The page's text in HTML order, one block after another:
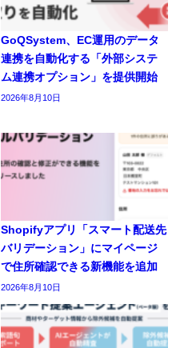
GoQSystem、EC運用のデータ
連携を自動化する「外部システ
ム連携オプション」を提供開始
2026年8月10日
Shopifyアプリ「スマート配送先
バリデーション」にマイページ
で住所確認できる新機能を追加
2026年8月10日